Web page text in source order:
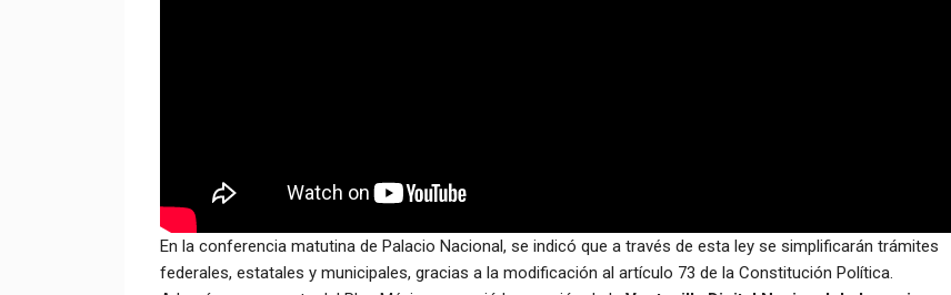
En la conferencia matutina de Palacio Nacional, se indicó que a través de esta ley se simplificarán trámites
federales, estatales y municipales, gracias a la modificación al artículo 73 de la Constitución Política.